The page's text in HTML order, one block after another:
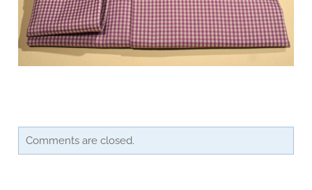
Comments are closed.